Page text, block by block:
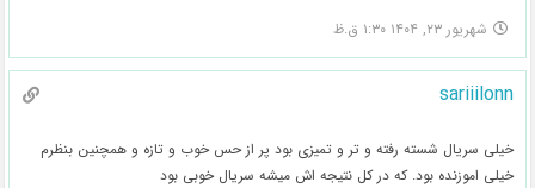
شهریور ۲۳, ۱۴۰۴ ۱:۳۰ ق.ظ
sariiilonn
خیلی سریال شسته رفته و تر و تمیزی بود پر از حس خوب و تازه و همچنین بنظرم
خیلی اموزنده بود. که در کل نتیجه اش میشه سریال خوبی بود